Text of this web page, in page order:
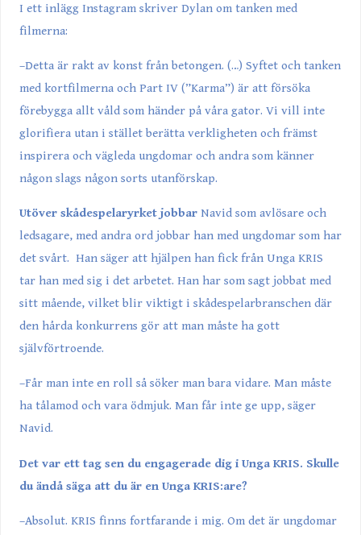
I ett inlägg Instagram skriver Dylan om tanken med
filmerna:
–Detta är rakt av konst från betongen. (…) Syftet och tanken
med kortfilmerna och Part IV (”Karma”) är att försöka
förebygga allt våld som händer på våra gator. Vi vill inte
glorifiera utan i stället berätta verkligheten och främst
inspirera och vägleda ungdomar och andra som känner
någon slags någon sorts utanförskap.
Utöver skådespelaryrket jobbar Navid som avlösare och
ledsagare, med andra ord jobbar han med ungdomar som har
det svårt. Han säger att hjälpen han fick från Unga KRIS
tar han med sig i det arbetet. Han har som sagt jobbat med
sitt mående, vilket blir viktigt i skådespelarbranschen där
den hårda konkurrens gör att man måste ha gott
självförtroende.
–Får man inte en roll så söker man bara vidare. Man måste
ha tålamod och vara ödmjuk. Man får inte ge upp, säger
Navid.
Det var ett tag sen du engagerade dig i Unga KRIS. Skulle
du ändå säga att du är en Unga KRIS:are?
–Absolut. KRIS finns fortfarande i mig. Om det är ungdomar